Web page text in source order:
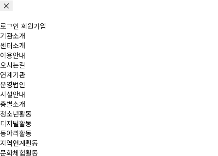
로그인 회원가입
기관소개
센터소개
이용안내
오시는길
연계기관
운영법인
시설안내
층별소개
청소년활동
디지털활동
동아리활동
지역연계활동
문화체험활동